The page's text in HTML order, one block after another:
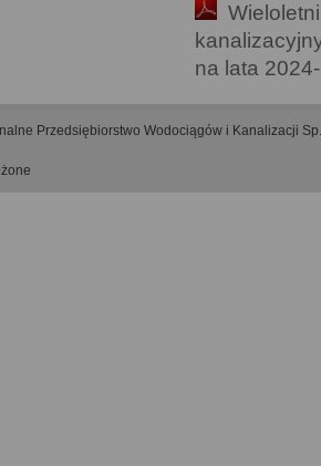
na lata
Przedsiębiorstwo Wodociągów i Kanalizacji